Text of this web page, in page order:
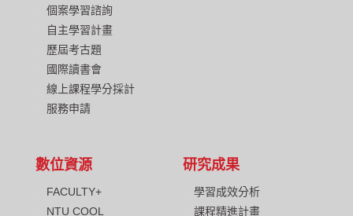
個案學習諮詢
自主學習計畫
歷屆考古題
國際讀書會
線上課程學分採計
服務申請
數位資源
FACULTY+
NTU COOL
研究成果
學習成效分析
課程精進計畫